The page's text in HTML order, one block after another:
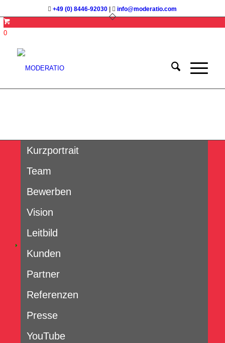
+49 (0) 8446-92030 info@moderatio.com
0
Kurzportrait
Team
Bewerben
Vision
Leitbild
Kunden
Partner
Referenzen
Presse
YouTube